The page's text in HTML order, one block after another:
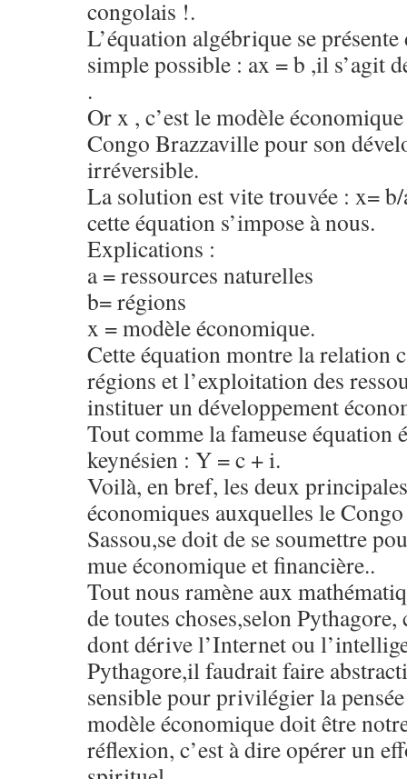
congolais !.
L’équation algébrique se
simple possible : ax = b ,il s’agit
.
Or x , c’est le modèle
Congo Brazzaville pour son
irréversible.
La solution est vite trouvée : x=
cette équation s’impose à nous.
Explications :
a = ressources naturelles
b= régions
x = modèle économique.
Cette équation montre la relation
régions et l’exploitation des
instituer un développement
Tout comme la fameuse équation
keynésien : Y = c + i.
Voilà, en bref, les deux
économiques auxquelles le
Sassou,se doit de se soumettre
mue économique et financière..
Tout nous ramène aux
de toutes choses,selon
dont dérive l’Internet ou
Pythagore,il faudrait faire
sensible pour privilégier la
modèle économique doit être
réflexion, c’est à dire opérer un